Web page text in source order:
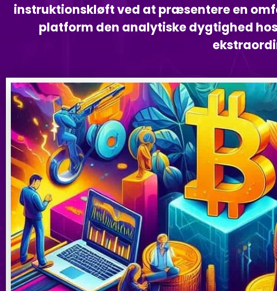
instruktionskløft ved at præsentere en
platform den analytiske dygtighed